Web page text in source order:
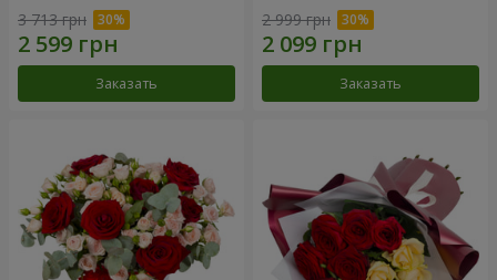
3 713 грн
Заказать
2 999 грн
Заказать